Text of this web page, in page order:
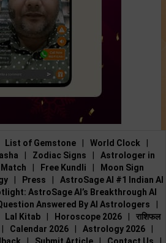
List of Gemstone World Clock
Zodiac Signs
Astrologer in
Free Kundli
Moon Sign
Press
AstroSage AI #1 Indian AI
AstroSage AI’s Breakthrough AI
Answered By AI Astrologers
Lal Kitab Horoscope 2026
राशिफल
Calendar 2026 Astrology 2026